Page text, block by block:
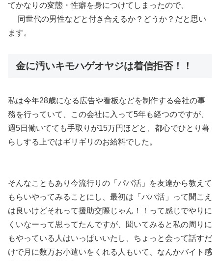
てかなりの変態・性癖を身につけてしまったので、
同世代の男性などと付き合えるか？どうか？だと思い
ます。
金に汚いキモハゲオヤジは着信拒否！！
私は今年28歳になる広告や看板などを制作する会社の事
務を行っていて、この会社に入って5年も経つのですが、
週5日働いてても手取りが15万円ほどと、都心でひとり暮
らしする上ではギリギリのお給料でした。
そんなこともあり今流行りの「パパ活」を友達から教えて
もらいやってみることにし、最初は「パパ活」って聞こえ
は良いけどそれって援助交際じゃん！！って感じでやりに
くいなーって思ってたんですが、聞いてみると私の周りに
もやっている人はいっぱいいたし、ちょっと会って話すだ
けで月に数万お小遣いをくれる人もいて、なんかバイト感